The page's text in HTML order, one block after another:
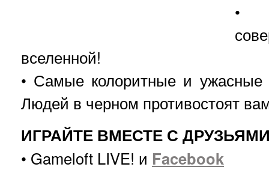
•
вселенной!
• Самые колоритные и
Людей в черном противостоят
ИГРАЙТЕ ВМЕСТЕ С
• Gameloft LIVE! и Facebook